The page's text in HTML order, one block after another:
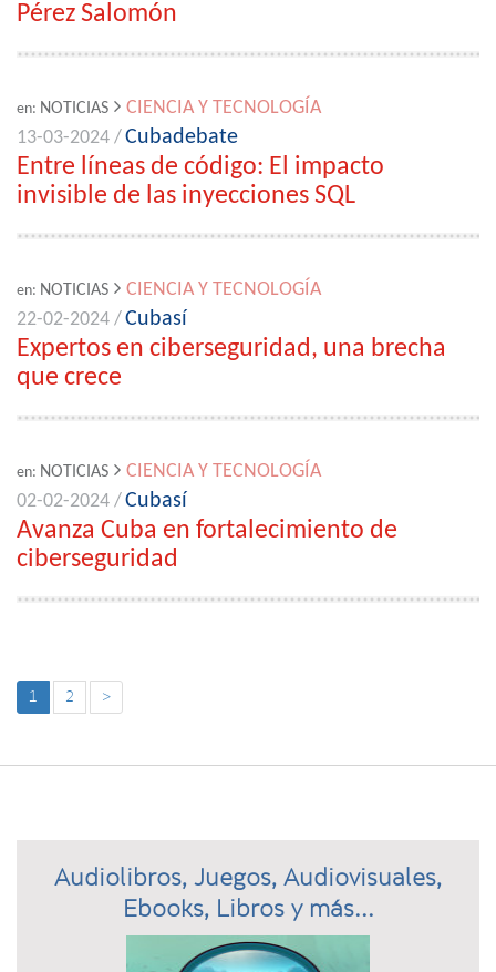
Pérez Salomón
en: NOTICIAS
CIENCIA Y TECNOLOGÍA
13-03-2024 /Cubadebate
Entre líneas de código: El impacto
invisible de las inyecciones SQL
en: NOTICIAS
CIENCIA Y TECNOLOGÍA
22-02-2024 /Cubasí
Expertos en ciberseguridad, una brecha
que crece
en: NOTICIAS
CIENCIA Y TECNOLOGÍA
02-02-2024 /Cubasí
Avanza Cuba en fortalecimiento de
ciberseguridad
1 2 >
Audiolibros, Juegos, Audiovisuales,
Ebooks, Libros y más...